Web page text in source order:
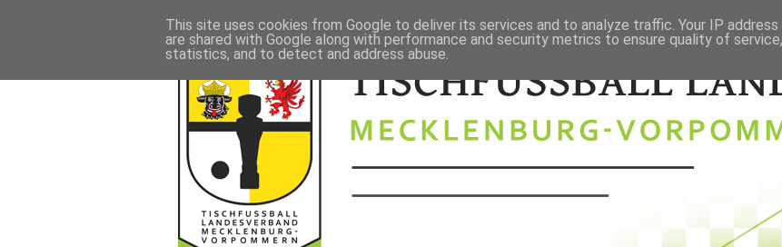
This site uses cookies from Google to deliver its services and to analyze traffic. Your IP address
are shared with Google along with performance and security metrics to ensure quality of
statistics, and to detect and address abuse.